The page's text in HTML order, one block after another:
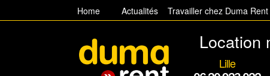
Home Actualités Travailler chez Duma Rent
Location
Lille